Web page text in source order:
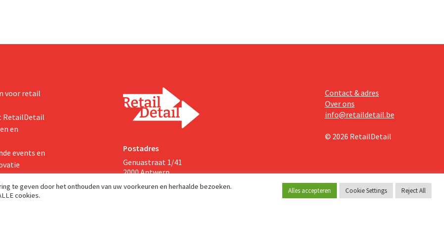
voor retail
RetailDetail
en
events en
Postadres
Genuastraat 1/41
2000 Antwerp
Contact & adres
Over ons
info@retaildetail.be
© 2026 RetailDetail
te geven door het onthouden van uw voorkeuren en herhaalde bezoeken.
cookies.
Alles accepteren Cookie Settings Reject All